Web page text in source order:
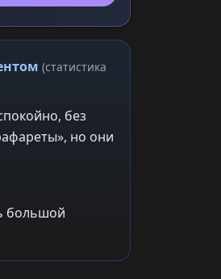
(статистика
без
но они
большой